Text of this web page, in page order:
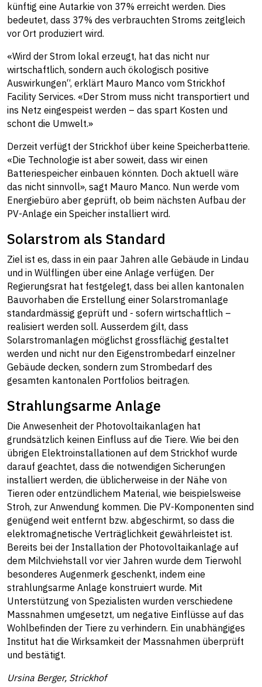
künftig eine Autarkie von 37% erreicht werden. Dies
bedeutet, dass 37% des verbrauchten Stroms zeitgleich
vor Ort produziert wird.
«Wird der Strom lokal erzeugt, hat das nicht nur
wirtschaftlich, sondern auch ökologisch positive
Auswirkungen“, erklärt Mauro Manco vom Strickhof
Facility Services. «Der Strom muss nicht transportiert und
ins Netz eingespeist werden – das spart Kosten und
schont die Umwelt.»
Derzeit verfügt der Strickhof über keine Speicherbatterie.
«Die Technologie ist aber soweit, dass wir einen
Batteriespeicher einbauen könnten. Doch aktuell wäre
das nicht sinnvoll», sagt Mauro Manco. Nun werde vom
Energiebüro aber geprüft, ob beim nächsten Aufbau der
PV-Anlage ein Speicher installiert wird.
Solarstrom als Standard
Ziel ist es, dass in ein paar Jahren alle Gebäude in Lindau
und in Wülflingen über eine Anlage verfügen. Der
Regierungsrat hat festgelegt, dass bei allen kantonalen
Bauvorhaben die Erstellung einer Solarstromanlage
standardmässig geprüft und - sofern wirtschaftlich –
realisiert werden soll. Ausserdem gilt, dass
Solarstromanlagen möglichst grossflächig gestaltet
werden und nicht nur den Eigenstrombedarf einzelner
Gebäude decken, sondern zum Strombedarf des
gesamten kantonalen Portfolios beitragen.
Strahlungsarme Anlage
Die Anwesenheit der Photovoltaikanlagen hat
grundsätzlich keinen Einfluss auf die Tiere. Wie bei den
übrigen Elektroinstallationen auf dem Strickhof wurde
darauf geachtet, dass die notwendigen Sicherungen
installiert werden, die üblicherweise in der Nähe von
Tieren oder entzündlichem Material, wie beispielsweise
Stroh, zur Anwendung kommen. Die PV-Komponenten sind
genügend weit entfernt bzw. abgeschirmt, so dass die
elektromagnetische Verträglichkeit gewährleistet ist.
Bereits bei der Installation der Photovoltaikanlage auf
dem Milchviehstall vor vier Jahren wurde dem Tierwohl
besonderes Augenmerk geschenkt, indem eine
strahlungsarme Anlage konstruiert wurde. Mit
Unterstützung von Spezialisten wurden verschiedene
Massnahmen umgesetzt, um negative Einflüsse auf das
Wohlbefinden der Tiere zu verhindern. Ein unabhängiges
Institut hat die Wirksamkeit der Massnahmen überprüft
und bestätigt.
Ursina Berger, Strickhof